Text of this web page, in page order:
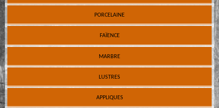
PORCELAINE
FAÏENCE
MARBRE
LUSTRES
APPLIQUES